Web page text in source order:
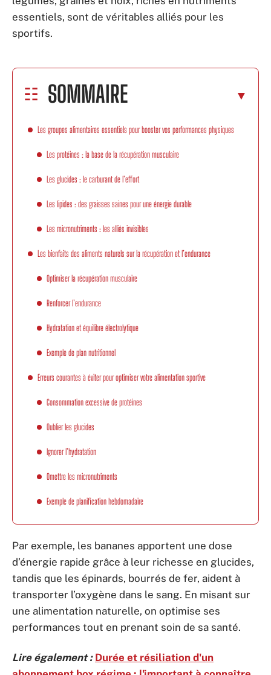
essentiels, sont de véritables alliés pour les
sportifs.
SOMMAIRE
Les groupes alimentaires essentiels pour booster vos performances physiques
Les protéines : la base de la récupération musculaire
Les glucides : le carburant de l’effort
Les lipides : des graisses saines pour une énergie durable
Les micronutriments : les alliés invisibles
Les bienfaits des aliments naturels sur la récupération et l’endurance
Optimiser la récupération musculaire
Renforcer l’endurance
Hydratation et équilibre électrolytique
Exemple de plan nutritionnel
Erreurs courantes à éviter pour optimiser votre alimentation sportive
Consommation excessive de protéines
Oublier les glucides
Ignorer l’hydratation
Omettre les micronutriments
Exemple de planification hebdomadaire
Par exemple, les bananes apportent une dose
d’énergie rapide grâce à leur richesse en glucides,
tandis que les épinards, bourrés de fer, aident à
transporter l’oxygène dans le sang. En misant sur
une alimentation naturelle, on optimise ses
performances tout en prenant soin de sa santé.
Lire également : Durée et résiliation d'un